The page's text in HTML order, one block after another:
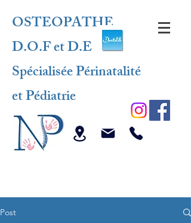
OSTEOPATHE
D.O.F et D.E
Spécialisée Périnatalité
et Pédiatrie
Post